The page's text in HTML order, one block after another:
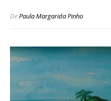
DePaula Margarida Pinho